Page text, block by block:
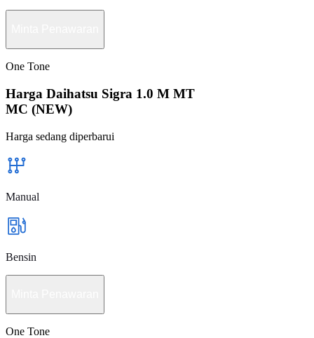
One Tone
Harga Daihatsu Sigra 1.0 M MT
MC (NEW)
Harga sedang diperbarui
Manual
Bensin
One Tone